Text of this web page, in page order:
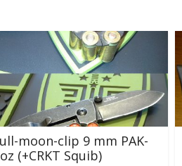
moon-clip 9 mm PAK-
(+CRKT Squib)